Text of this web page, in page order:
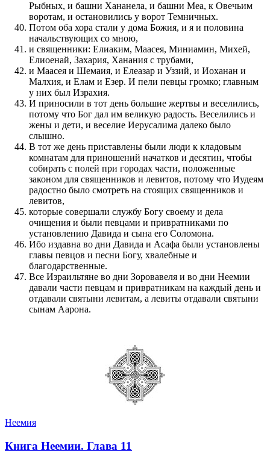
Рыбных, и башни Хананела, и башни Меа, к Овечьим
воротам, и остановились у ворот Темничных.
Потом оба хора стали у дома Божия, и я и половина
начальствующих со мною,
и священники: Елиаким, Маасея, Миниамин, Михей,
Елиоенай, Захария, Ханания с трубами,
и Маасея и Шемаия, и Елеазар и Уззий, и Иоханан и
Малхия, и Елам и Езер. И пели певцы громко; главным
у них был Израхия.
И приносили в тот день большие жертвы и веселились,
потому что Бог дал им великую радость. Веселились и
жены и дети, и веселие Иерусалима далеко было
слышно.
В тот же день приставлены были люди к кладовым
комнатам для приношений начатков и десятин, чтобы
собирать с полей при городах части, положенные
законом для священников и левитов, потому что Иудеям
радостно было смотреть на стоящих священников и
левитов,
которые совершали службу Богу своему и дела
очищения и были певцами и привратниками по
установлению Давида и сына его Соломона.
Ибо издавна во дни Давида и Асафа были установлены
главы певцов и песни Богу, хвалебные и
благодарственные.
Все Израильтяне во дни Зоровавеля и во дни Неемии
давали части певцам и привратникам на каждый день и
отдавали святыни левитам, а левиты отдавали святыни
сынам Аарона.
Неемия
Книга Неемии. Глава 11